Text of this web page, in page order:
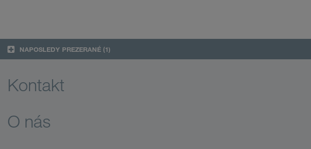
NAPOSLEDY PREZERANÉ (1)
Kontakt
O nás